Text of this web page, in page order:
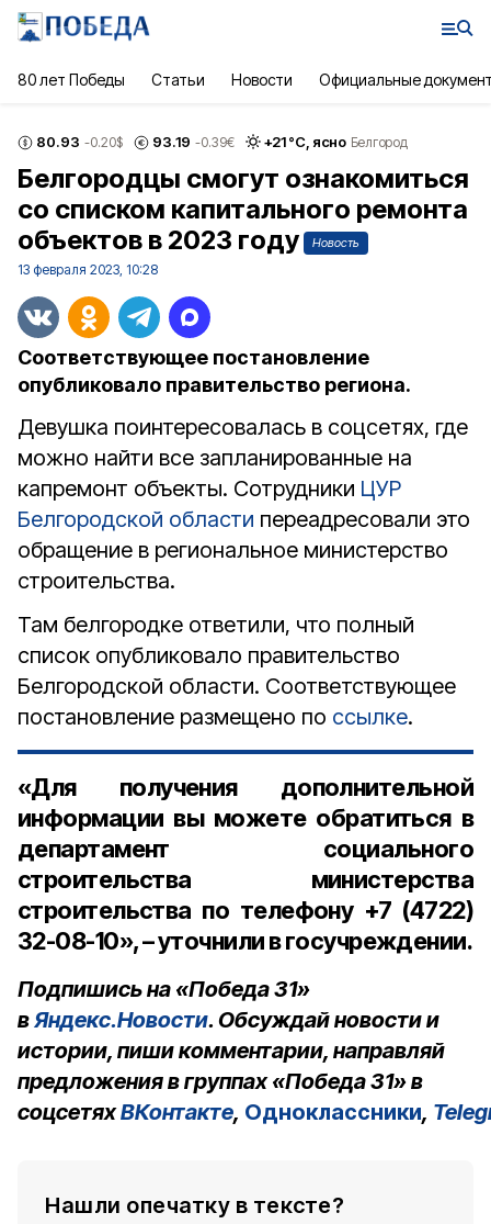
80 лет Победы Статьи Новости Официальные
80.93 -0.20$ 93.19 -0.39€ +21°С, ясно Белгород
Белгородцы смогут ознакомиться
со списком капитального ремонта
объектов в 2023 году
Новость
13 февраля 2023, 10:28
Соответствующее постановление
опубликовало правительство региона.
Девушка поинтересовалась в соцсетях, где
можно найти все запланированные на
капремонт объекты. Сотрудники ЦУР
Белгородской области переадресовали это
обращение в региональное министерство
строительства.
Там белгородке ответили, что полный
список опубликовало правительство
Белгородской области. Соответствующее
постановление размещено по ссылке.
«Для получения дополнительной
информации вы можете обратиться в
департамент социального
строительства министерства
строительства по телефону +7 (4722)
32-08-10», – уточнили в госучреждении.
Подпишись на «Победа 31»
вЯндекс.Новости. Обсуждай новости и
истории, пиши комментарии, направляй
предложения в группах «Победа 31» в
соцсетяхВКонтакте, Одноклассники,
Нашли опечатку в тексте?